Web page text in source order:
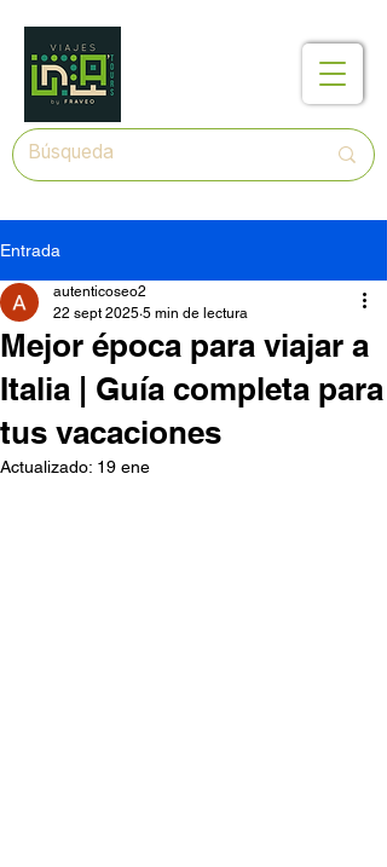
Entrada
Mejor época para viajar a
Italia | Guía completa para
tus vacaciones
autenticoseo2
22 sept 2025 5 min de lectura
Actualizado: 19 ene